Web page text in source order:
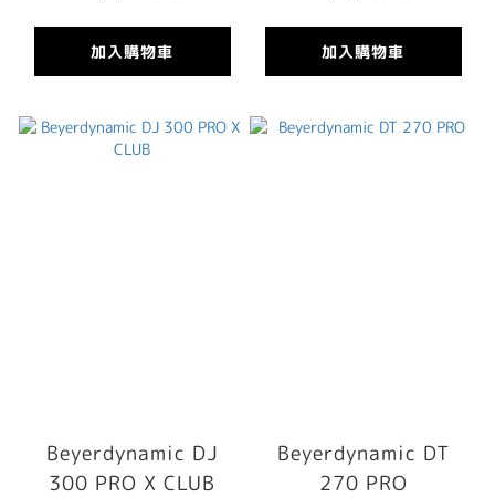
加入購物車 加入購物車
Beyerdynamic DJ
300 PRO X CLUB
Beyerdynamic DT
270 PRO